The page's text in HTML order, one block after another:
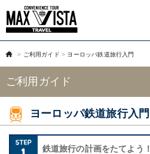
> ご利用ガイド > ヨーロッパ鉄道旅行入門
ご利用ガイド
ヨーロッパ鉄道旅行入門
鉄道旅行の計画をたてよう！